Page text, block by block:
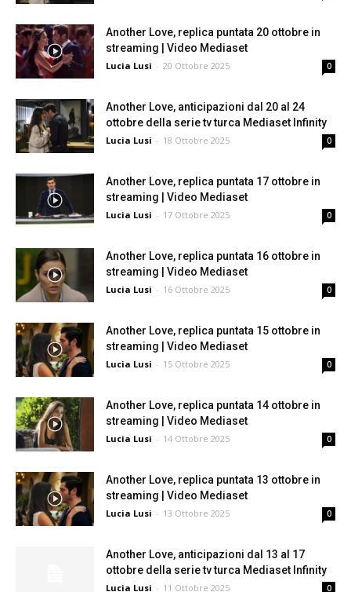
Another Love, replica puntata 20 ottobre in
streaming | Video Mediaset
Lucia Lusi - 20 Ottobre 2025 0
Another Love, anticipazioni dal 20 al 24
ottobre della serie tv turca Mediaset Infinity
Lucia Lusi - 18 Ottobre 2025 0
Another Love, replica puntata 17 ottobre in
streaming | Video Mediaset
Lucia Lusi - 17 Ottobre 2025 0
Another Love, replica puntata 16 ottobre in
streaming | Video Mediaset
Lucia Lusi - 16 Ottobre 2025 0
Another Love, replica puntata 15 ottobre in
streaming | Video Mediaset
Lucia Lusi - 15 Ottobre 2025 0
Another Love, replica puntata 14 ottobre in
streaming | Video Mediaset
Lucia Lusi - 14 Ottobre 2025 0
Another Love, replica puntata 13 ottobre in
streaming | Video Mediaset
Lucia Lusi - 13 Ottobre 2025 0
Another Love, anticipazioni dal 13 al 17
ottobre della serie tv turca Mediaset Infinity
Lucia Lusi - 11 Ottobre 2025 0